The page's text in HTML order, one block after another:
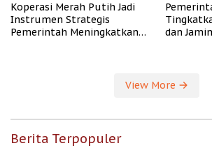
Koperasi Merah Putih Jadi
Instrumen Strategis
Pemerintah Meningkatkan
dan
View More
Berita Terpopuler